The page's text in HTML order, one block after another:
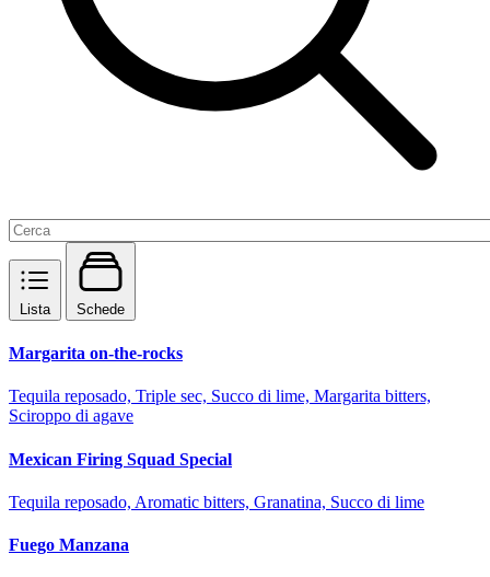
Lista Schede
Margarita on-the-rocks
Tequila reposado, Triple sec, Succo di lime, Margarita bitters,
Sciroppo di agave
Mexican Firing Squad Special
Tequila reposado, Aromatic bitters, Granatina, Succo di lime
Fuego Manzana